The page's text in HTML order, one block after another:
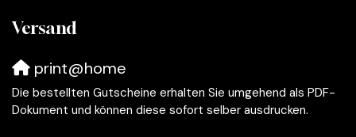
Versand
print@home
Die bestellten Gutscheine erhalten Sie umgehend als PDF-
Dokument und können diese sofort selber ausdrucken.